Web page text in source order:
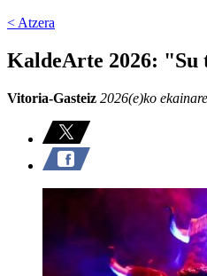
< Atzera
KaldeArte 2026: "Su
Vitoria-Gasteiz 2026(e)ko